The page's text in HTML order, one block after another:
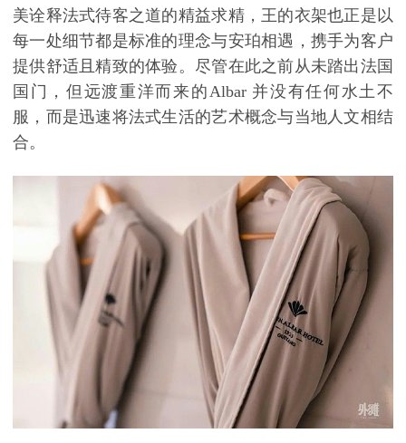
美诠释法式待客之道的精益求精，王的衣架也正是以
每一处细节都是标准的理念与安珀相遇，携手为客户
提供舒适且精致的体验。 尽管在此之前从未踏出法国
国门，但远渡重洋而来的 Albar 并没有任何水土不
服，而是迅速将法式生活的艺术概念与当地人文相结
合。